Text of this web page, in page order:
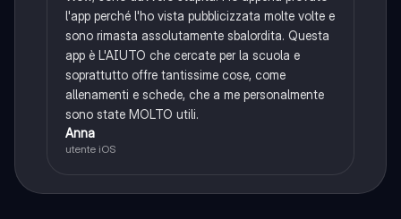
l'app perché l'ho vista pubblicizzata molte volte e
sono rimasta assolutamente sbalordita. Questa
app è L'AIUTO che cercate per la scuola e
soprattutto offre tantissime cose, come
allenamenti e schede, che a me personalmente
sono state MOLTO utili.
Anna
utente iOS